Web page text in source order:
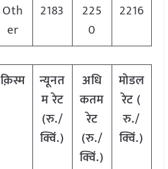
Oth
er
2183
225
0
2216
क़िस्म
न्यूनत
म रेट
(रु./
क्विं.)
अधि
कतम
रेट
(रु./
क्विं.)
मोडल
रेट (
रु./
क्विं.)